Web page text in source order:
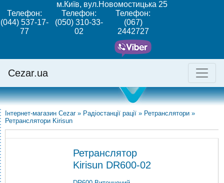
м.Київ, вул.Новомостицька 25
Телефон:
(044) 537-17-
77
Телефон:
(050) 310-33-
02
Телефон:
(067)
2442727
Cezar.ua
Інтернет-магазин Cezar » Радіостанції рації » Ретранслятори »
Ретранслятори Kirisun
Ретранслятор
Kirisun DR600-02